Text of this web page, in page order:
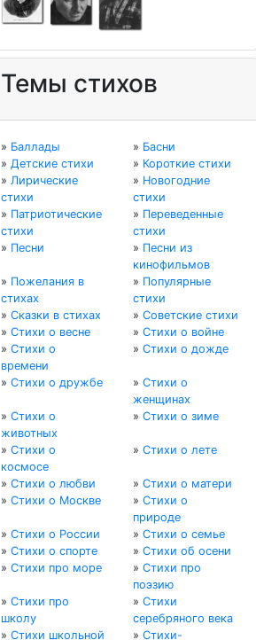
Темы стихов
» Баллады » Басни
» Детские стихи » Короткие стихи
» Лирические
стихи
» Новогодние
стихи
» Патриотические
стихи
» Переведенные
стихи
» Песни » Песни из
кинофильмов
» Пожелания в
стихах
» Популярные
стихи
» Сказки в стихах » Советские стихи
» Стихи о весне » Стихи о войне
» Стихи о
времени
» Стихи о дожде
» Стихи о дружбе » Стихи о
женщинах
» Стихи о
животных
» Стихи о зиме
» Стихи о
космосе
» Стихи о лете
» Стихи о любви » Стихи о матери
» Стихи о Москве » Стихи о
природе
» Стихи о России » Стихи о семье
» Стихи о спорте » Стихи об осени
» Стихи про море » Стихи про
поэзию
» Стихи про
школу
» Стихи
серебряного века
» Стихи школьной
» Стихи-